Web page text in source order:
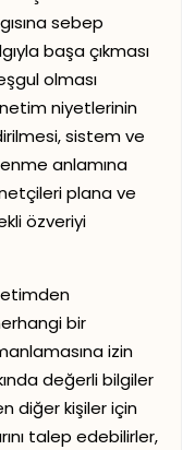
sebep
başa çıkması
olması
niyetlerinin
sistem ve
anlamına
plana ve
özveriyi
bir
izin
değerli bilgiler
diğer kişiler için
talep edebilirler,